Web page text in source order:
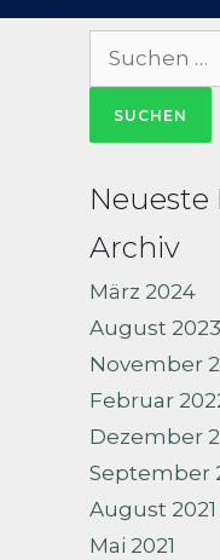
Suche
Archiv
März 2024
August 2023
November
Februar
Dezember
September
August 2021
Mai 2021